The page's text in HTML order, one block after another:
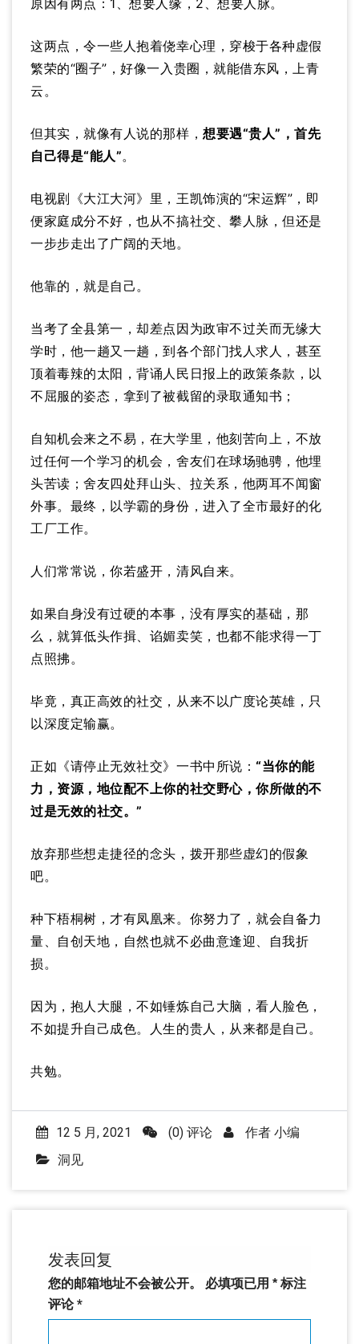
这两点，令一些人抱着侥幸心理，穿梭于各种虚假
繁荣的“圈子”，好像一入贵圈，就能借东风，上青
云。
但其实，就像有人说的那样，想要遇“贵人”，首先
自己得是“能人”。
电视剧《大江大河》里，王凯饰演的“宋运辉”，即
便家庭成分不好，也从不搞社交、攀人脉，但还是
一步步走出了广阔的天地。
他靠的，就是自己。
当考了全县第一，却差点因为政审不过关而无缘大
学时，他一趟又一趟，到各个部门找人求人，甚至
顶着毒辣的太阳，背诵人民日报上的政策条款，以
不屈服的姿态，拿到了被截留的录取通知书；
自知机会来之不易，在大学里，他刻苦向上，不放
过任何一个学习的机会，舍友们在球场驰骋，他埋
头苦读；舍友四处拜山头、拉关系，他两耳不闻窗
外事。最终，以学霸的身份，进入了全市最好的化
工厂工作。
人们常常说，你若盛开，清风自来。
如果自身没有过硬的本事，没有厚实的基础，那
么，就算低头作揖、谄媚卖笑，也都不能求得一丁
点照拂。
毕竟，真正高效的社交，从来不以广度论英雄，只
以深度定输赢。
正如《请停止无效社交》一书中所说：“当你的能
力，资源，地位配不上你的社交野心，你所做的不
过是无效的社交。”
放弃那些想走捷径的念头，拨开那些虚幻的假象
吧。
种下梧桐树，才有凤凰来。你努力了，就会自备力
量、自创天地，自然也就不必曲意逢迎、自我折
损。
因为，抱人大腿，不如锤炼自己大脑，看人脸色，
不如提升自己成色。人生的贵人，从来都是自己。
共勉。
12 5 月, 2021 (0) 评论 作者 小编
洞见
发表回复
您的邮箱地址不会被公开。 必填项已用 * 标注
评论*